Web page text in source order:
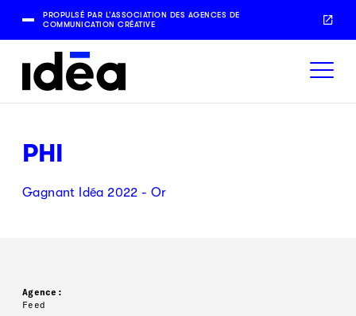
PROPULSÉ PAR L’ASSOCIATION DES AGENCES DE
COMMUNICATION CRÉATIVE
PHI
Gagnant Idéa 2022 - Or
Agence:
Feed